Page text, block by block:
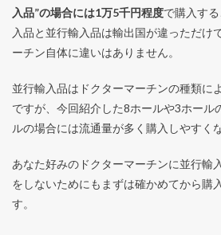
入品”の場合には1万5千円程度で購入す
入品と並行輸入品は輸出国が違っただけ
ーチン自体に違いはありません。
並行輸入品はドクターマーチンの種類に
ですが、今回紹介した8ホールや3ホール
ルの場合には流通量が多く購入しやすく
あなた好みのドクターマーチンに並行輸
をしないためにもまずは確かめてから購
す。